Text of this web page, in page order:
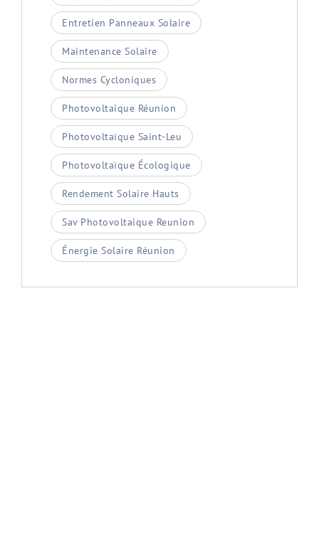
Entretien Panneaux Solaire
Maintenance Solaire
Normes Cycloniques
Photovoltaique Réunion
Photovoltaïque Saint-Leu
Photovoltaïque Écologique
Rendement Solaire Hauts
Sav Photovoltaique Reunion
Énergie Solaire Réunion